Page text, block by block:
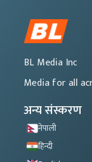
BL Media Inc
Media for all
अन्य संस्करण
नेपाली
हिन्दी